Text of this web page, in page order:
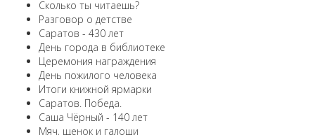
Сколько ты читаешь?
Разговор о детстве
Саратов - 430 лет
День города в библиотеке
Церемония награждения
День пожилого человека
Итоги книжной ярмарки
Саратов. Победа.
Саша Чёрный - 140 лет
Мяч, щенок и галоши